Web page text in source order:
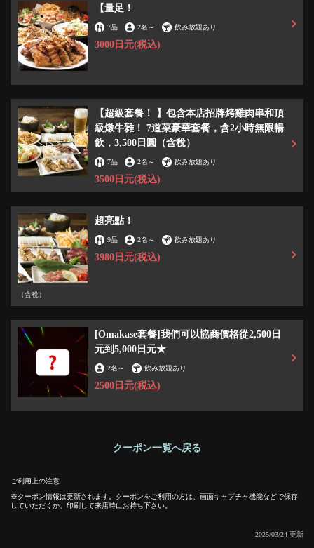
【量足！
7品 2名 ～ 飲み放題あり
3000日元(税込)
【超級套餐！ 】包含本店招牌烤雞肉串和頂
級燉牛雜！ 7道菜豪華套餐，含2小時無限暢
飲，3,500日圓（含稅）
7品 2名 ～ 飲み放題あり
3500日元(税込)
超亮點！
9品 2名 ～ 飲み放題あり
3980日元(税込)
（含稅）
[Omakase套餐]我們可以協商價格從2,500日
元到5,000日元★
2名 ～ 飲み放題あり
2500日元(税込)
クーポン一覧へ戻る
ご利用上の注意
クーポン情報は更新されます。クーポンをご利用の方は、画面キャプチャ機能などで保存
していただくか、印刷して来店時にお持ち下さい。
2025/03/24 更新
【秘書折扣！！】 哇！10人團體可免費1人！ 團體預訂請使
千葉県市川市市川１-２-５ オッセイビル２階
https://akr8213898010.owst.jp/coupons/131700577
お店情報をコピー